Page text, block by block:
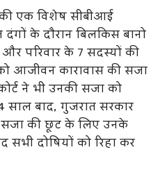
एक विशेष सीबीआई
के दौरान बिलकिस बानो
परिवार के 7 सदस्यों की
आजीवन कारावास की सजा
ने भी उनकी सजा को
साल बाद, गुजरात सरकार
सजा की छूट के लिए उनके
दोषियों को रिहा कर